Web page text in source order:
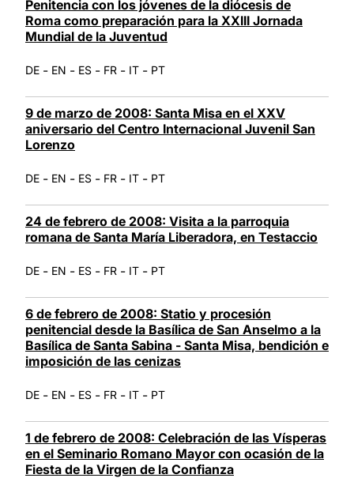
Penitencia con los jóvenes de la diócesis de
Roma como preparación para la XXIII Jornada
Mundial de la Juventud
DE - EN - ES - FR - IT - PT
9 de marzo de 2008: Santa Misa en el XXV
aniversario del Centro Internacional Juvenil San
Lorenzo
DE - EN - ES - FR - IT - PT
24 de febrero de 2008: Visita a la parroquia
romana de Santa María Liberadora, en Testaccio
DE - EN - ES - FR - IT - PT
6 de febrero de 2008: Statio y procesión
penitencial desde la Basílica de San Anselmo a la
Basílica de Santa Sabina - Santa Misa, bendición e
imposición de las cenizas
DE - EN - ES - FR - IT - PT
1 de febrero de 2008: Celebración de las Vísperas
en el Seminario Romano Mayor con ocasión de la
Fiesta de la Virgen de la Confianza